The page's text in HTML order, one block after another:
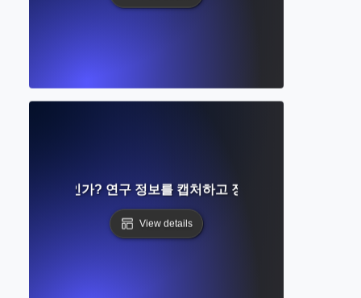
이란 무엇인가? 연구 정보를 캡처하고 정리하는 효과적인 방
View details